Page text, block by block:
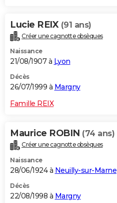
Lucie REIX (91 ans)
Créer une cagnotte obsèques
Naissance
21/08/1907 à Lyon
Décès
26/07/1999 à Margny
Famille REIX
Maurice ROBIN (74 ans)
Créer une cagnotte obsèques
Naissance
28/06/1924 à Neuilly-sur-Marne
Décès
22/08/1998 à Margny